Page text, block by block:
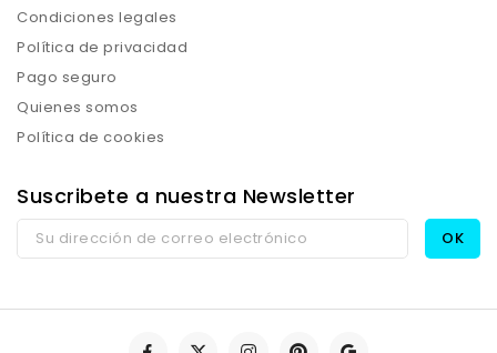
Condiciones legales
Política de privacidad
Pago seguro
Quienes somos
Política de cookies
Suscribete a nuestra Newsletter